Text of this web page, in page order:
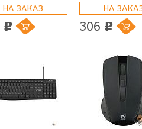
НА ЗАКАЗ
p
НА
306 p